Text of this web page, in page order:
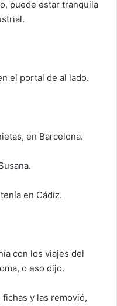
puede estar tranquila
.
el portal de al lado.
en Barcelona.
en Cádiz.
con los viajes del
o eso dijo.
y las removió,